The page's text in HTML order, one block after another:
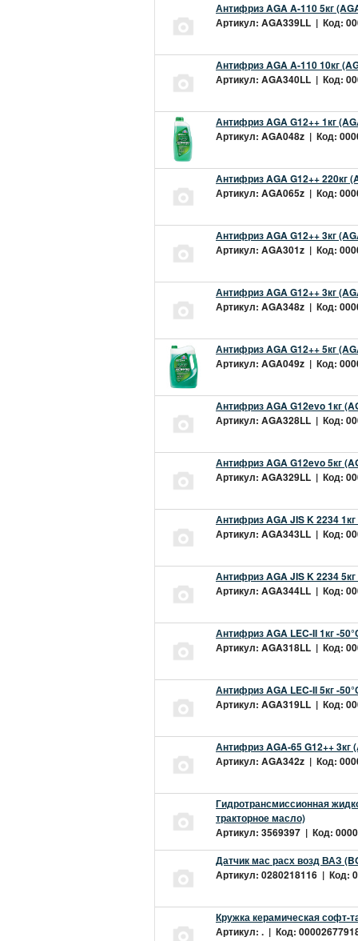
Антифриз AGA A-110 5кг
Артикул: AGA339LL | Код:
Антифриз AGA A-110 10кг
Артикул: AGA340LL | Код:
Антифриз AGA G12++ 1кг
Артикул: AGA048z | Код:
Антифриз AGA G12++ 220кг
Артикул: AGA065z | Код:
Антифриз AGA G12++ 3кг
Артикул: AGA301z | Код:
Антифриз AGA G12++ 3кг
Артикул: AGA348z | Код:
Антифриз AGA G12++ 5кг
Артикул: AGA049z | Код:
Антифриз AGA G12evo 1кг
Артикул: AGA328LL | Код:
Антифриз AGA G12evo 5кг
Артикул: AGA329LL | Код:
Антифриз AGA JIS K 2234
Артикул: AGA343LL | Код:
Антифриз AGA JIS K 2234
Артикул: AGA344LL | Код:
Антифриз AGA LEC-II 1кг -
Артикул: AGA318LL | Код:
Антифриз AGA LEC-II 5кг -
Артикул: AGA319LL | Код:
Антифриз AGA-65 G12++ 3кг
Артикул: AGA342z | Код:
Гидротрансмиссионная
тракторное масло)
Артикул: 3569397 | Код:
Датчик мас расх возд ВАЗ
Артикул: 0280218116 | Код:
Кружка керамическая софт-
Артикул: . | Код: